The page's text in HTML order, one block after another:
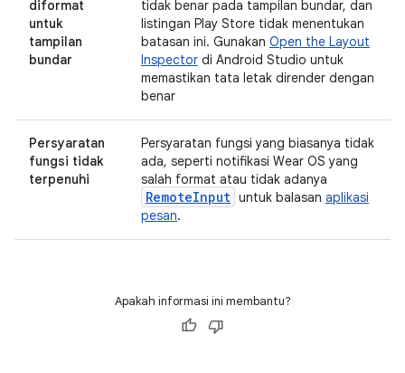
diformat
untuk
tampilan
bundar
tidak benar pada tampilan bundar, dan
listingan Play Store tidak menentukan
batasan ini. Gunakan Open the Layout
Inspector di Android Studio untuk
memastikan tata letak dirender dengan
benar
Persyaratan
fungsi tidak
terpenuhi
Persyaratan fungsi yang biasanya tidak
ada, seperti notifikasi Wear OS yang
salah format atau tidak adanya
RemoteInput untuk balasan aplikasi
pesan.
Apakah informasi ini membantu?